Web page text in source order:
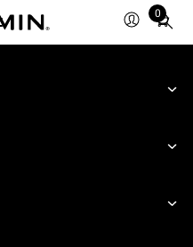
0
Total
items
cart: